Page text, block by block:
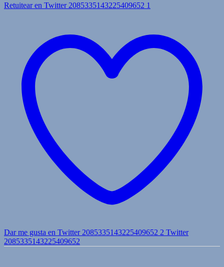
Retuitear en Twitter 2085335143225409652 1
Dar me gusta en Twitter 2085335143225409652 2 Twitter
2085335143225409652